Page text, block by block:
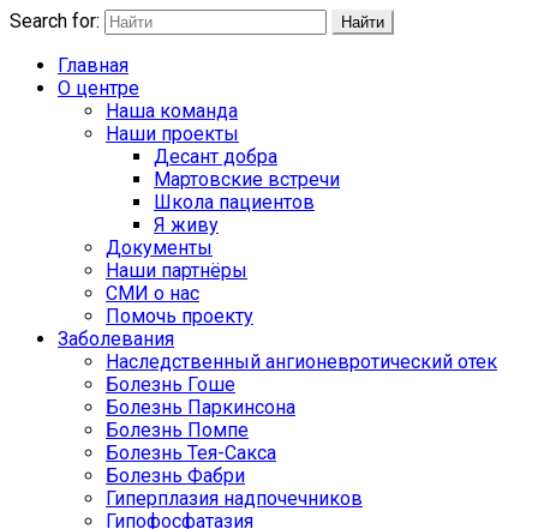
Search for: Найти
Главная
О центре
Наша команда
Наши проекты
Десант добра
Мартовские встречи
Школа пациентов
Я живу
Документы
Наши партнёры
СМИ о нас
Помочь проекту
Заболевания
Наследственный ангионевротический отек
Болезнь Гоше
Болезнь Паркинсона
Болезнь Помпе
Болезнь Тея-Сакса
Болезнь Фабри
Гиперплазия надпочечников
Гипофосфатазия